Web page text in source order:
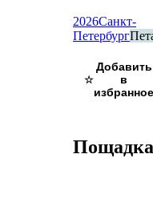
2026Санкт-
Петербург
☆
Пощадка